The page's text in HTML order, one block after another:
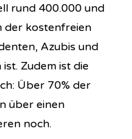
rund 400.000 und
der kostenfreien
Azubis und
Zudem ist die
Über 70% der
über einen
noch.